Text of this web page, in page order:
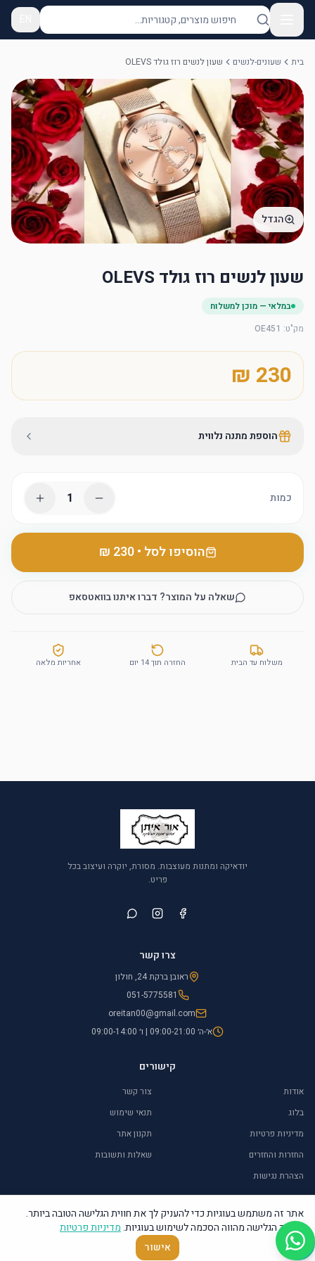
בית שעונים-לנשים שעון לנשים רוז גולד OLEVS
הגדל
שעון לנשים רוז גולד OLEVS
במלאי — מוכן למשלוח
מק"ט:
OE451
הוספת מתנה נלווית
כמות 1
הוסיפו לסל •
‏230 ₪
שאלה על המוצר? דברו איתנו בוואטסאפ
משלוח עד הבית החזרה תוך 14 יום אחריות מלאה
יודאיקה ומתנות מעוצבות. מסורת, יוקרה ועיצוב בכל
פריט.
צרו קשר
ראובן ברקת 24, חולון
051-5775581
oreitan00@gmail.com
א׳-ה׳ 09:00-21:00 | ו׳ 09:00-14:00
קישורים
אודות
צור קשר
בלוג
תנאי שימוש
מדיניות פרטיות
תקנון אתר
החזרות והחזרים
שאלות ותשובות
הצהרת נגישות
©
2026 אור איתן – יודאיקה ומתנות. כל הזכויות שמורות.
אתר זה משתמש בעוגיות כדי להעניק לך את חווית הגלישה הטובה ביותר.
המשך הגלישה מהווה הסכמה לשימוש בעוגיות.מדיניות פרטיות
אישור